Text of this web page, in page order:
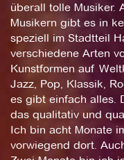
überall tolle Musiker.
Musikern gibt es in
speziell im Stadtteil
verschiedene Arten
Kunstformen auf
Jazz, Pop, Klassik,
es gibt einfach alles.
das qualitativ und
Ich bin acht Monate
vorwiegend dort.